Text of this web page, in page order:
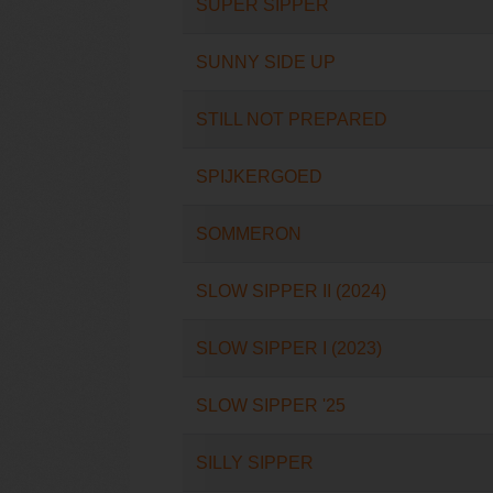
SUPER SIPPER
SUNNY SIDE UP
STILL NOT PREPARED
SPIJKERGOED
SOMMERON
SLOW SIPPER II (2024)
SLOW SIPPER I (2023)
SLOW SIPPER '25
SILLY SIPPER